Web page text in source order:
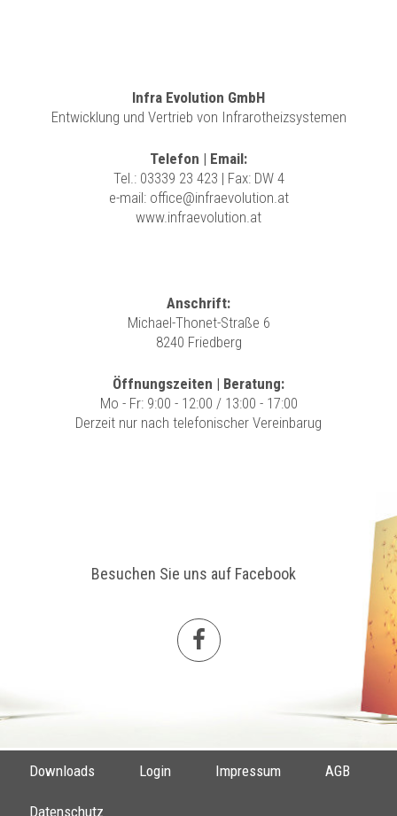
Infra Evolution GmbH
Entwicklung und Vertrieb von Infrarotheizsystemen
Telefon | Email:
Tel.: 03339 23 423 | Fax: DW 4
e-mail: office@infraevolution.at
www.infraevolution.at
Anschrift:
Michael-Thonet-Straße 6
8240 Friedberg
Öffnungszeiten | Beratung:
Mo - Fr: 9:00 - 12:00 / 13:00 - 17:00
Derzeit nur nach telefonischer Vereinbarug
Besuchen Sie uns auf Facebook
Downloads Login Impressum AGB
Datenschutz